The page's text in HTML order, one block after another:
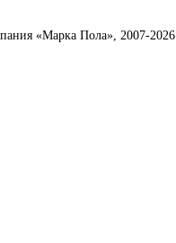
«Марка Пола», 2007-2026